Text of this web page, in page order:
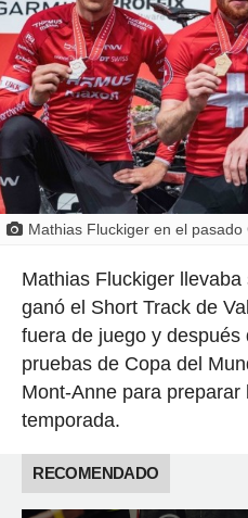
Mathias Fluckiger en el
Mathias Fluckiger
ganó el Short Track de
fuera de juego y después
pruebas de Copa del
Mont-Anne para
temporada.
RECOMENDADO